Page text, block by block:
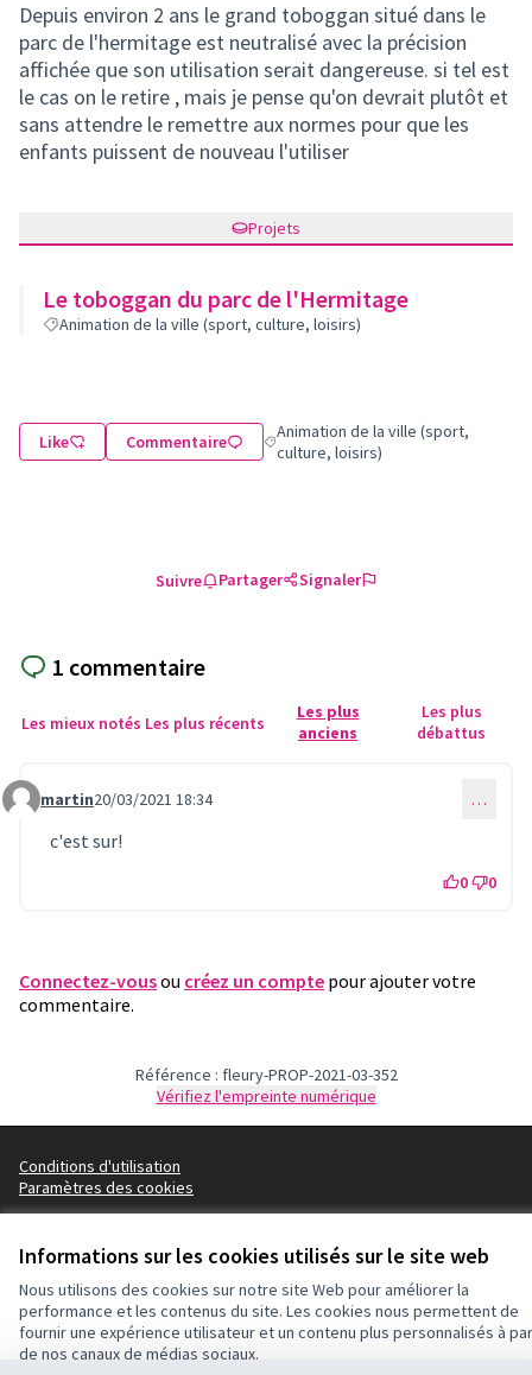
Informations sur les cookies utilisés sur le site web
Nous utilisons des cookies sur notre site Web pour améliorer la
performance et les contenus du site. Les cookies nous permettent de
fournir une expérience utilisateur et un contenu plus personnalisés à
de nos canaux de médias sociaux.
Depuis environ 2 ans le grand toboggan situé dans le
parc de l'hermitage est neutralisé avec la précision
affichée que son utilisation serait dangereuse. si tel est
le cas on le retire , mais je pense qu'on devrait plutôt et
sans attendre le remettre aux normes pour que les
enfants puissent de nouveau l'utiliser
Projets
Le toboggan du parc de l'Hermitage
Animation de la ville (sport, culture, loisirs)
Like Commentaire Filtrer les résultats de la catégorie :
Animation de la ville (sport,
culture, loisirs)
Suivre Partager Signaler
1 commentaire
Les mieux notés Les plus récents
Les plus
anciens
Les plus
débattus
Commentaire 369
martin20/03/2021 18:34 …
c'est sur!
0 0
Connectez-vousou créez un compte pour ajouter votre
commentaire.
Référence : fleury-PROP-2021-03-352
Vérifiez l'empreinte numérique
Conditions d'utilisation
Paramètres des cookies
(Lien externe)
Site réalisé par Open Source Politics
(Lien externe)
grâce aulogiciel libre
Decidim
(Lien externe)
.
Licence
(Lien